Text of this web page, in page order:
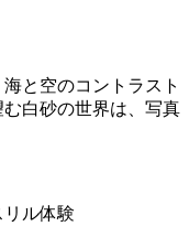
と空のコントラスト
白砂の世界は、写真
リル体験